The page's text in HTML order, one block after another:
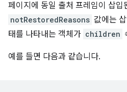
페이지에 동일 출처 프레임이 삽입
notRestoredReasons 값에는
태를 나타내는 객체가 children
예를 들면 다음과 같습니다.